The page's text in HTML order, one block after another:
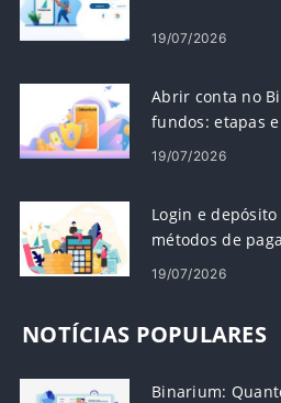
19/07/2026
Abrir conta no
fundos: etapas
19/07/2026
Login e
métodos de
19/07/2026
NOTÍCIAS POPULARES
Binarium: